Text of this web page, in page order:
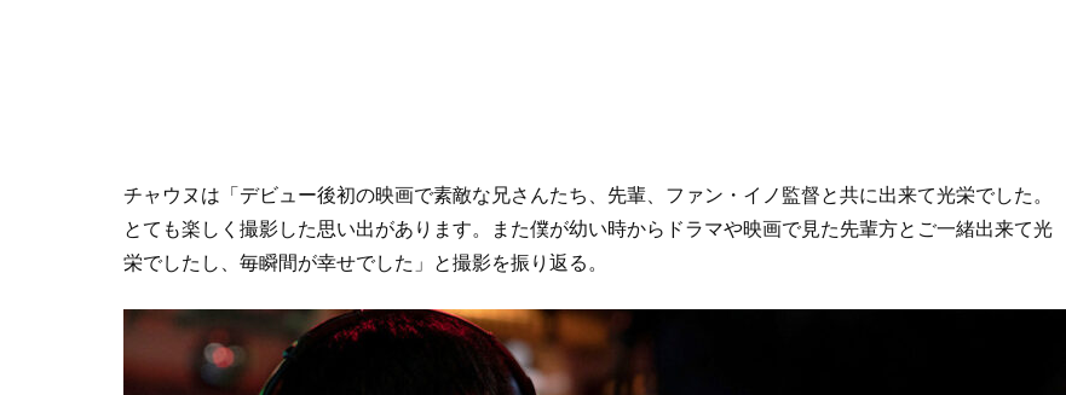
チャウヌは「デビュー後初の映画で素敵な兄さんたち、先輩、ファン・イノ監督と共に出来て光栄でした。
とても楽しく撮影した思い出があります。また僕が幼い時からドラマや映画で見た先輩方とご一緒出来て光
栄でしたし、毎瞬間が幸せでした」と撮影を振り返る。